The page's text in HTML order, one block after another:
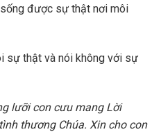
được sự thật nơi môi
sự thật và nói không với sự
lưỡi con cưu mang Lời
thương Chúa. Xin cho con